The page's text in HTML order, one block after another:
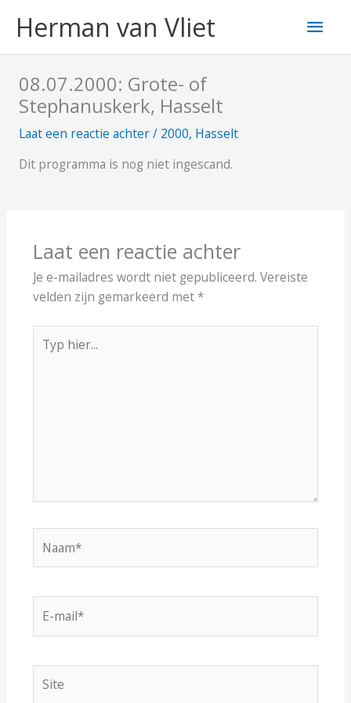
naarHerman van Vliet
08.07.2000: Grote- of
Stephanuskerk, Hasselt
Laat een reactie achter/ 2000, Hasselt
Dit programma is nog niet ingescand.
Laat een reactie achter
Je e-mailadres wordt niet gepubliceerd. Vereiste
velden zijn gemarkeerd met*
hier...
mail*